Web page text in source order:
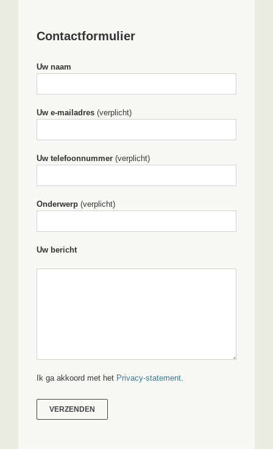
Contactformulier
Uw naam
Uw e-mailadres (verplicht)
Uw telefoonnummer (verplicht)
Onderwerp (verplicht)
Uw bericht
Ik ga akkoord met het Privacy-statement.